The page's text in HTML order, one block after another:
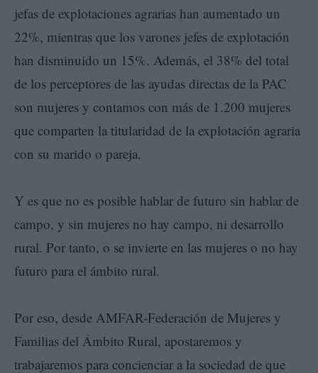
jefas de explotaciones agrarias han aumentado un
22%, mientras que los varones jefes de explotación
han disminuido un 15%. Además, el 38% del total
de los perceptores de las ayudas directas de la PAC
son mujeres y contamos con más de 1.200 mujeres
que comparten la titularidad de la explotación agraria
con su marido o pareja.
Y es que no es posible hablar de futuro sin hablar de
campo, y sin mujeres no hay campo, ni desarrollo
rural. Por tanto, o se invierte en las mujeres o no hay
futuro para el ámbito rural.
Por eso, desde AMFAR-Federación de Mujeres y
Familias del Ámbito Rural, apostaremos y
trabajaremos para concienciar a la sociedad de que